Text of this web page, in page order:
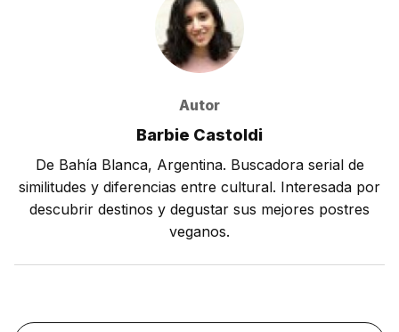
Autor
Barbie Castoldi
De Bahía Blanca, Argentina. Buscadora serial de
similitudes y diferencias entre cultural. Interesada por
descubrir destinos y degustar sus mejores postres
veganos.